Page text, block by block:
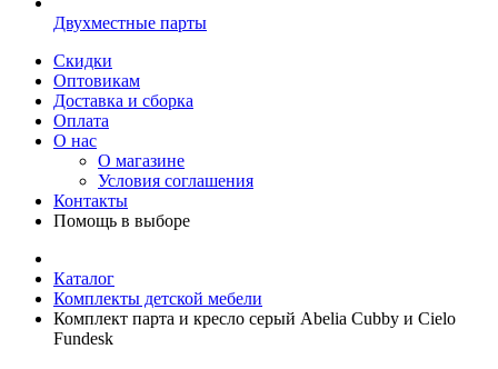
Двухместные парты
Скидки
Оптовикам
Доставка и сборка
Оплата
О нас
О магазине
Условия соглашения
Контакты
Помощь в выборе
Каталог
Комплекты детской мебели
Комплект парта и кресло серый Abelia Cubby и Cielo
Fundesk